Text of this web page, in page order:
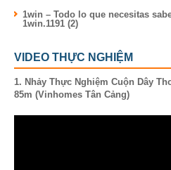
1win – Todo lo que necesitas
1win.1191 (2)
VIDEO THỰC NGHIỆM
1. Nhảy Thực Nghiệm Cuộn Dây
85m (Vinhomes Tân Cảng)